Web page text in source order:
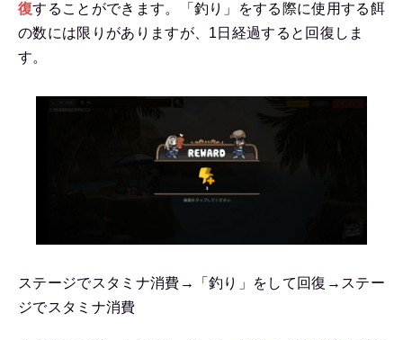
復することができます。
「釣り」をする際に使用する餌
の数には限りがありますが、1日経過すると回復しま
す。
ステージでスタミナ消費→「釣り」をして回復→ステー
ジでスタミナ消費